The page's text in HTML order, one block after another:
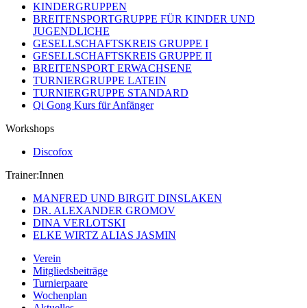
KINDERGRUPPEN
BREITENSPORTGRUPPE FÜR KINDER UND
JUGENDLICHE
GESELLSCHAFTSKREIS GRUPPE I
GESELLSCHAFTSKREIS GRUPPE II
BREITENSPORT ERWACHSENE
TURNIERGRUPPE LATEIN
TURNIERGRUPPE STANDARD
Qi Gong Kurs für Anfänger
Workshops
Discofox
Trainer:Innen
MANFRED UND BIRGIT DINSLAKEN
DR. ALEXANDER GROMOV
DINA VERLOTSKI
ELKE WIRTZ ALIAS JASMIN
Verein
Mitgliedsbeiträge
Turnierpaare
Wochenplan